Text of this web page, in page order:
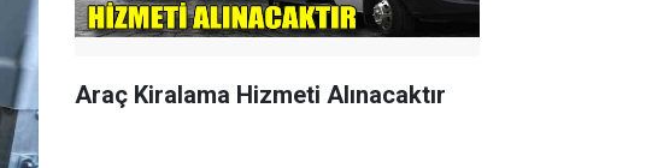
Araç Kiralama Hizmeti Alınacaktır